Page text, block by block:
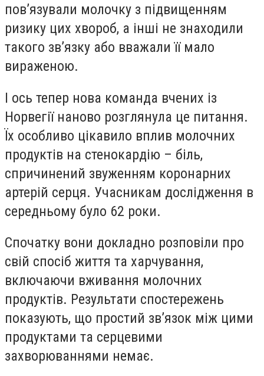
пов’язували молочку з підвищенням
ризику цих хвороб, а інші не знаходили
такого зв’язку або вважали її мало
вираженою.
І ось тепер нова команда вчених із
Норвегії наново розглянула це питання.
Їх особливо цікавило вплив молочних
продуктів на стенокардію – біль,
спричинений звуженням коронарних
артерій серця. Учасникам дослідження в
середньому було 62 роки.
Спочатку вони докладно розповіли про
свій спосіб життя та харчування,
включаючи вживання молочних
продуктів. Результати спостережень
показують, що простий зв’язок між цими
продуктами та серцевими
захворюваннями немає.